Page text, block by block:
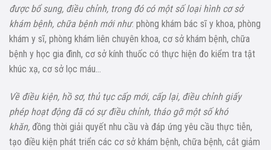
được bổ sung, điều chỉnh, trong đó có một số loại hình cơ sở
khám bệnh, chữa bệnh mới như: phòng khám bác sĩ y khoa, phòng
khám y sĩ, phòng khám liên chuyên khoa, cơ sở khám bệnh, chữa
bệnh y học gia đình, cơ sở kính thuốc có thực hiện đo kiểm tra tật
khúc xạ, cơ sở lọc máu…
Về điều kiện, hồ sơ, thủ tục cấp mới, cấp lại, điều chỉnh giấy
phép hoạt động đã có sự điều chỉnh, tháo gỡ một số khó
khăn, đồng thời giải quyết nhu cầu và đáp ứng yêu cầu thực tiễn,
tạo điều kiện phát triển các cơ sở khám bệnh, chữa bệnh, cắt giảm